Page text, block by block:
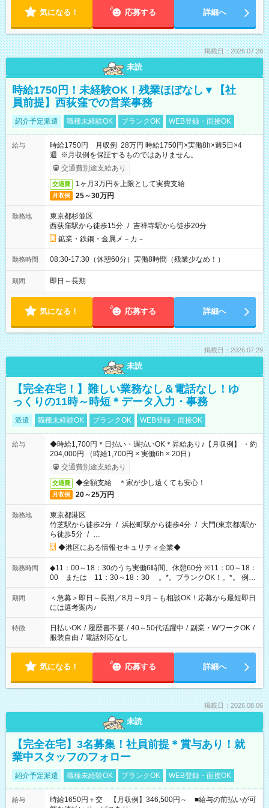
気になる！ 応募する 詳細へ
掲載日：2026.07.28
未読
時給1750円！未経験OK！残業ほぼなし▼【社
員前提】西荻窪での営業事務
紹介予定派遣 職種未経験OK ブランクOK WEB登録・面接OK
給与
時給1750円 月収例 28万円 時給1750円×実働8h×週5日×4
週 ※月収例を保証するものではありません。
交通費別途支給あり
交通費 1ヶ月3万円を上限として実費支給
月収例 25～30万円
勤務地
東京都杉並区
西荻窪駅から徒歩15分 / 吉祥寺駅から徒歩20分
鉱業・鉄鋼・金属メ－カ－
勤務時間 08:30-17:30（休憩60分）実働8時間（残業少なめ！）
期間 即日～長期
気になる！ 応募する 詳細へ
掲載日：2026.07.29
未読
【完全在宅！】難しい業務なし＆電話なし！ゆ
っくりの11時～時短＊データ入力・事務
派遣 職種未経験OK ブランクOK WEB登録・面接OK
給与
◆時給1,700円＊日払い・週払いOK＊昇給あり♪【月収例】 ・約
204,000円 （時給1,700円 × 実働6h × 20日）
交通費別途支給あり
交通費 ◆全額支給 ＊家が少し遠くても安心！
月収例 20～25万円
勤務地
東京都港区
竹芝駅から徒歩2分 / 浜松町駅から徒歩4分 / 大門(東京都)駅か
ら徒歩5分 / …
◆港区にある情報セキュリティ企業◆
勤務時間
◆11：00～18：30のうち実働6時間、休憩60分 ※11：00～18：
00 または 11：30～18：30 。*。ブランクOK！。*。 例え
ば前職が、 在宅/財団法人/事務/コールセンター/受付/販売/カフェ
スタッフ スイーツ販売/ホテルフロント/化粧品販売/など 様々な
業界から入社して活躍されています♪
期間
＜急募＞即日～長期／8月～9月～も相談OK！応募から最短即日
には選考案内♪
特徴 日払いOK / 履歴書不要 / 40～50代活躍中 / 副業・WワークOK /
服装自由 / 電話対応なし
気になる！ 応募する 詳細へ
掲載日：2026.08.06
未読
【完全在宅】3名募集！社員前提＊賞与あり！就
業中スタッフのフォロー
紹介予定派遣 職種未経験OK ブランクOK WEB登録・面接OK
給与
時給1650円＋交 【月収例】346,500円～ ■給与の前払いが可